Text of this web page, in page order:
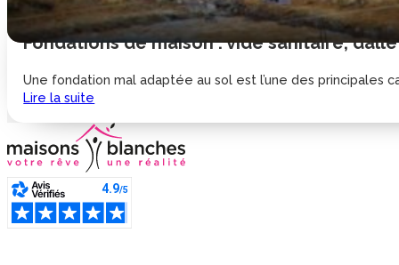
Fondations de maison : vide sanitaire,
Une fondation mal adaptée au sol est l’une des principales
Lire la suite